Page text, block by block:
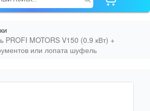
PROFI MOTORS V150 (0.9 кВт) +
или лопата шуфель